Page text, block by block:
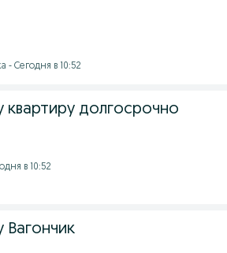
- Сегодня в 10:52
квартиру долгосрочно
в 10:52
Вагончик